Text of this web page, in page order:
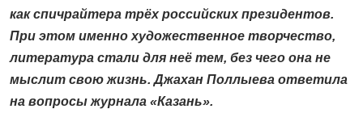
как спичрайтера трёх российских президентов.
При этом именно художественное творчество,
литература стали для неё тем, без чего она не
мыслит свою жизнь. Джахан Поллыева ответила
на вопросы журнала «Казань».